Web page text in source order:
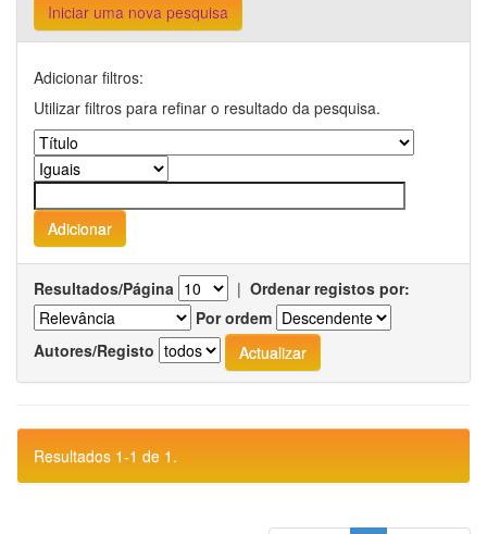
Iniciar uma nova pesquisa
Adicionar filtros:
Utilizar filtros para refinar o resultado da pesquisa.
Resultados/Página | Ordenar registos por:
Por ordem
Autores/Registo
Resultados 1-1 de 1.